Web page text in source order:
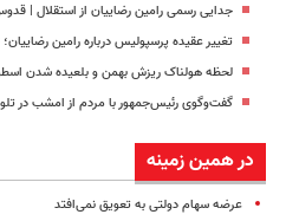
جدایی رسمی رامین رضاییان از استقلال |
تغییر عقیده پرسپولیس درباره رامین رضاییان؛
لحظه هولناک ریزش بهمن و بلعیده شدن
گفت‌وگوی رئیس‌جمهور با مردم از امشب در
در همین زمینه
عرضه سهام دولتی به تعویق نمی‌افتد